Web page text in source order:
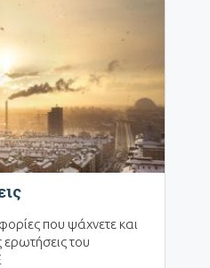
που ψάχνετε και
ερωτήσεις του